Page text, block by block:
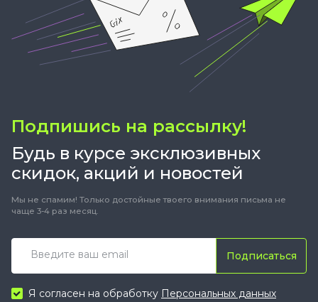
Подпишись на рассылку!
Будь в курсе эксклюзивных
скидок, акций и новостей
Мы не спамим! Только достойные твоего внимания письма не
чаще 3-4 раз месяц.
Подписаться
Я согласен на обработку Персональных данных